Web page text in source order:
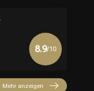
8.9/10
Mehr anzeigen